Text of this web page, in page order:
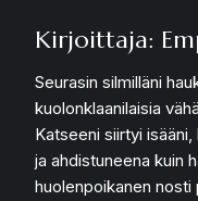
Kirjoittaja:
Seurasin silmilläni
kuolonklaanilaisia
Katseeni siirtyi
ja ahdistuneena kuin
huolenpoikanen nosti